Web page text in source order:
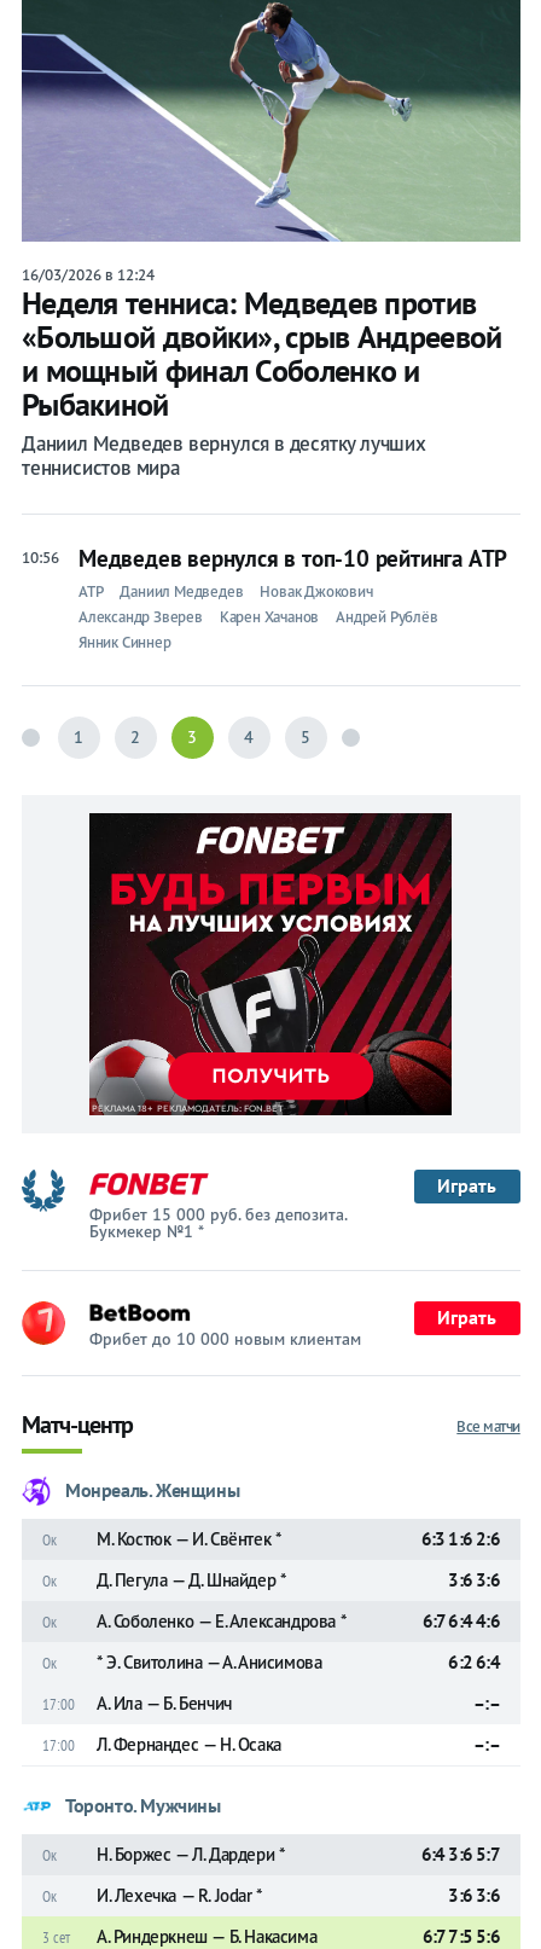
16/03/2026 в 12:24
Неделя тенниса: Медведев против
«Большой двойки», срыв Андреевой
и мощный финал Соболенко и
Рыбакиной
Даниил Медведев вернулся в десятку лучших
теннисистов мира
10:56 Медведев вернулся в топ-10 рейтинга АТР
ATP Даниил Медведев
Новак Джокович
Александр Зверев
Карен Хачанов
Андрей Рублёв
Янник Синнер
1 2 3 4 5
Фрибет 15 000 руб. без депозита.
Букмекер №1 *
Играть
Фрибет до 10 000 новым клиентам
Играть
Все матчи
Матч-центр
Монреаль. Женщины
Ок М. Костюк — И. Свёнтек * 6:3 1:6 2:6
Ок Д. Пегула — Д. Шнайдер * 3:6 3:6
Ок А. Соболенко — Е. Александрова * 6:7 6:4 4:6
Ок * Э. Свитолина — А. Анисимова 6:2 6:4
17:00 А. Ила — Б. Бенчич –:–
17:00 Л. Фернандес — Н. Осака –:–
Торонто. Мужчины
Ок Н. Боржес — Л. Дардери * 6:4 3:6 5:7
Ок И. Леxечка — R. Jodar * 3:6 3:6
3 сет А. Риндеркнеш — Б. Накасима 6:7 7:5 5:6